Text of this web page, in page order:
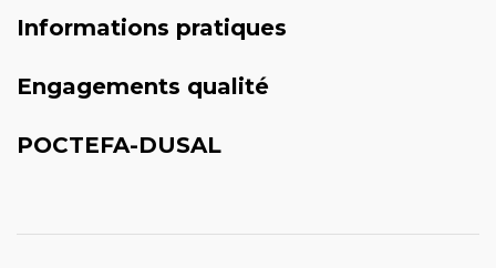
Informations pratiques
Engagements qualité
POCTEFA-DUSAL